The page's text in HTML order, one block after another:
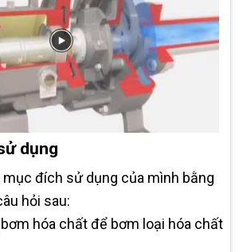
dụng
mục đích sử dụng của mình bằng
hỏi sau:
hóa chất để bơm loại hóa chất